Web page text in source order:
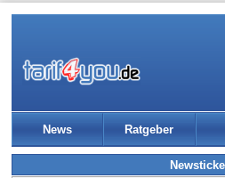
News Ratgeber